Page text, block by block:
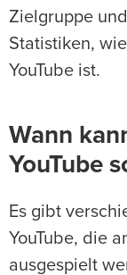
Zielgruppe
Statistiken,
YouTube ist.
Wann
YouTube
Es gibt
YouTube, die
ausgespielt